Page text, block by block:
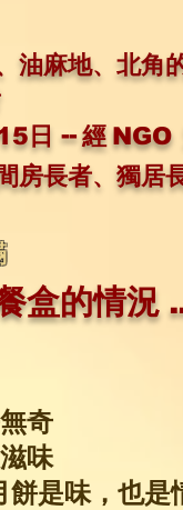
奇
味
餅是味，也是
盒的情況
油麻地、北角
日 -- 經 NGO
房長者、獨居